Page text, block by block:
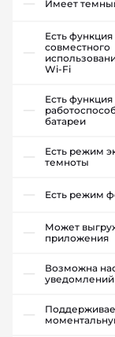
Имеет
Есть функция
совместного
Wi-Fi
Есть
батареи
Есть режим
темноты
Есть режим
Может
приложения
Возможна
уведомлений